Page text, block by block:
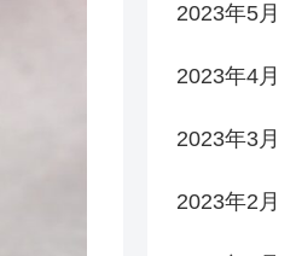
2023年5月
2023年4月
2023年3月
2023年2月